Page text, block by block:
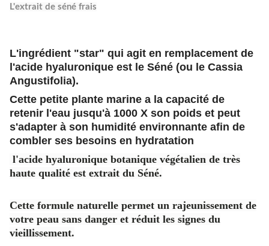
L'extrait de séné frais
L'ingrédient "star" qui agit en remplacement de
l'acide hyaluronique est le Séné (ou le Cassia
Angustifolia).
Cette petite plante marine a la capacité de
retenir l'eau jusqu'à 1000 X son poids et peut
s'adapter à son humidité environnante afin de
combler ses besoins en hydratation
l'acide hyaluronique botanique végétalien de très
haute qualité est extrait du Séné.
Cette formule naturelle permet un rajeunissement de
votre peau sans danger et réduit les signes du
vieillissement.